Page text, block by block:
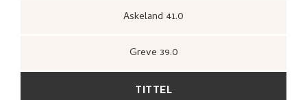
Askeland 41.0
Greve 39.0
TITTEL